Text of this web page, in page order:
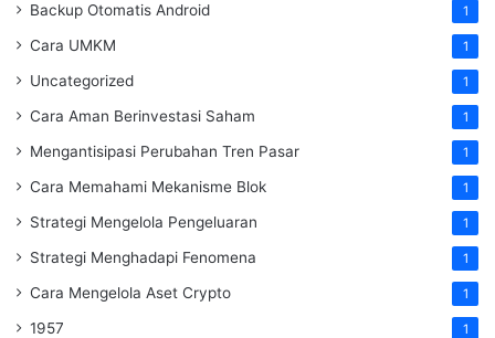
Backup Otomatis Android 1
Cara UMKM 1
Uncategorized 1
Cara Aman Berinvestasi Saham 1
Mengantisipasi Perubahan Tren Pasar 1
Cara Memahami Mekanisme Blok 1
Strategi Mengelola Pengeluaran 1
Strategi Menghadapi Fenomena 1
Cara Mengelola Aset Crypto 1
1957 1